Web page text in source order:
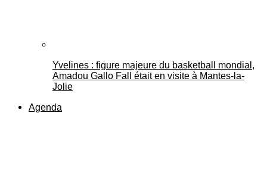
Yvelines : figure majeure du basketball mondial,
Amadou Gallo Fall était en visite à Mantes-la-
Jolie
Agenda